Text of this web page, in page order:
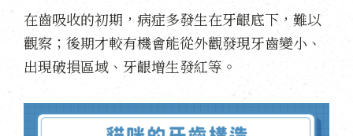
在齒吸收的初期，病症多發生在牙齦底下，難以
觀察；後期才較有機會能從外觀發現牙齒變小、
出現破損區域、牙齦增生發紅等。